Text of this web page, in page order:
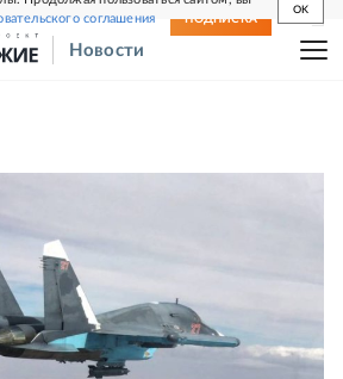
соглашения
OK
ПОДПИСКА
Новости